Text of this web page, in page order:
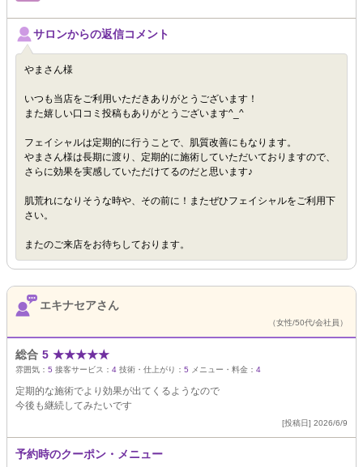
サロンからの返信コメント
やまさん様
いつも当店をご利用いただきありがとうございます！
また嬉しい口コミ投稿もありがとうございます^_^
フェイシャルは定期的に行うことで、肌質改善にもなります。
やまさん様は長期に渡り、定期的に施術していただいておりますので、
さらに効果を実感していただけてるのだと思います♪
肌荒れになりそうな時や、その前に！またぜひフェイシャルをご利用下
さい。
またのご来店をお待ちしております。
エキナセアさん
（女性/50代/会社員）
総合 5 ★★★★★
雰囲気： 5 接客サービス： 4 技術・仕上がり： 5 メニュー・料金： 4
定期的な施術でより効果が出てくるようなので
今後も継続してみたいです
[投稿日] 2026/6/9
予約時のクーポン・メニュー